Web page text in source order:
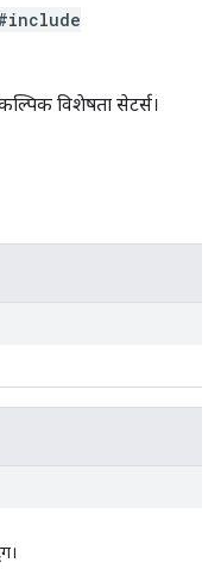
विशेषता सेटर्स।